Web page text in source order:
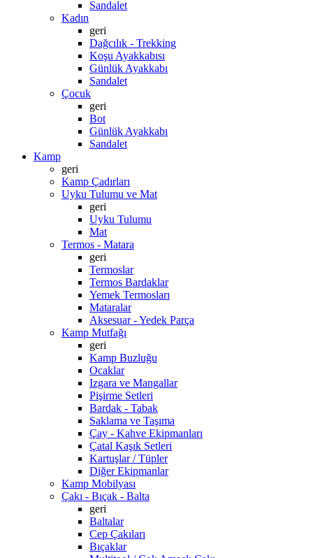
Sandalet
Kadın
geri
Dağcılık - Trekking
Koşu Ayakkabısı
Günlük Ayakkabı
Sandalet
Çocuk
geri
Bot
Günlük Ayakkabı
Sandalet
Kamp
geri
Kamp Çadırları
Uyku Tulumu ve Mat
geri
Uyku Tulumu
Mat
Termos - Matara
geri
Termoslar
Termos Bardaklar
Yemek Termosları
Mataralar
Aksesuar - Yedek Parça
Kamp Mutfağı
geri
Kamp Buzluğu
Ocaklar
Izgara ve Mangallar
Pişirme Setleri
Bardak - Tabak
Saklama ve Taşıma
Çay - Kahve Ekipmanları
Çatal Kaşık Setleri
Kartuşlar / Tüpler
Diğer Ekipmanlar
Kamp Mobilyası
Çakı - Bıçak - Balta
geri
Baltalar
Cep Çakıları
Bıçaklar